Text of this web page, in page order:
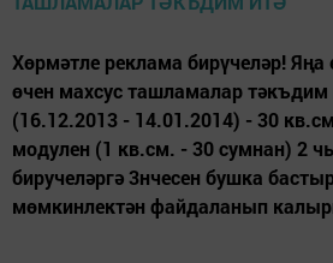
Хөрмәтле реклама бирүчеләр! Яңа
өчен махсус ташламалар тәкъдим
(16.12.2013 - 14.01.2014) - 30
модулен (1 кв.см. - 30 сумнан) 2
биручеләргә 3нчесен бушка
мөмкинлектән файдаланып